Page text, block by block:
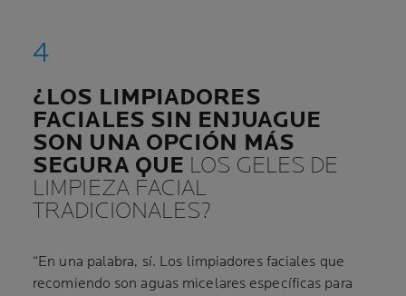
¿LOS LIMPIADORES
FACIALES SIN ENJUAGUE
SON UNA OPCIÓN MÁS
SEGURA QUE LOS GELES DE
LIMPIEZA FACIAL
TRADICIONALES?
“En una palabra, sí. Los limpiadores faciales que
recomiendo son aguas micelares específicas para